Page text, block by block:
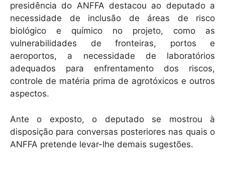
presidência do ANFFA destacou ao deputado a
necessidade de inclusão de áreas de risco
biológico e químico no projeto, como as
vulnerabilidades de fronteiras, portos e
aeroportos, a necessidade de laboratórios
adequados para enfrentamento dos riscos,
controle de matéria prima de agrotóxicos e outros
aspectos.
Ante o exposto, o deputado se mostrou à
disposição para conversas posteriores nas quais o
ANFFA pretende levar-lhe demais sugestões.